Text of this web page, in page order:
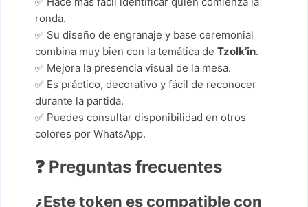
ronda.
✅ Su diseño de engranaje y base ceremonial
combina muy bien con la temática de Tzolk’in.
✅ Mejora la presencia visual de la mesa.
✅ Es práctico, decorativo y fácil de reconocer
durante la partida.
✅ Puedes consultar disponibilidad en otros
colores por WhatsApp.
❓ Preguntas frecuentes
¿Este token es compatible con